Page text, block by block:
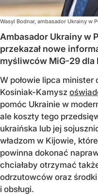
Wasyl Bodnar, ambasador Ukrainy w
Ambasador Ukrainy w
przekazał nowe
myśliwców MiG-29 dla
W połowie lipca minister
Kosiniak-Kamysz
pomóc Ukrainie w
ale koszty tego
ukraińska lub jej
władzom w Kijowie,
powinna dokonać
chciałaby otrzymać
odrzutowców oraz
i obsługi.